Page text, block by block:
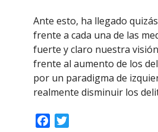
Ante esto, ha llegado
frente a cada una de las
fuerte y claro nuestra
frente al aumento de los
por un paradigma de
realmente disminuir los
Facebook